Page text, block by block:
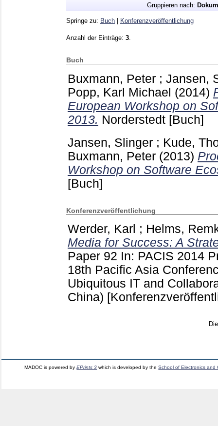
Gruppieren nach:
Springe zu: Buch Konferenzveröffentlichung
Anzahl der Einträge: 3
Buch
Buxmann, Peter ; Jansen,
Popp, Karl Michael (2014)
European Workshop on
2013. Norderstedt [Buch]
Jansen, Slinger ; Kude,
Buxmann, Peter (2013)
Workshop on Software
[Buch]
Konferenzveröffentlichung
Werder, Karl ; Helms,
Media for Success: A
Paper 92 In: PACIS 2014
18th Pacific Asia
Ubiquitous IT and
China)
MADOC is powered byEPrints 3 which is developed by theSchool of Electronics and